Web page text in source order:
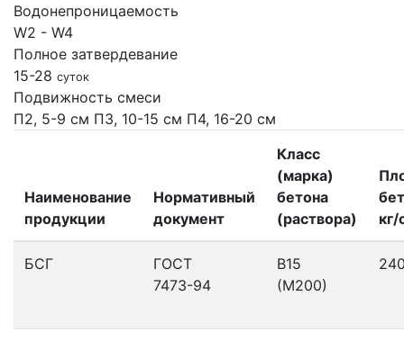
Водонепроницаемость
W2 - W4
Полное затвердевание
15-28 суток
Подвижность смеси
П2, 5-9 см П3, 10-15 см П4, 16-20 см
Наименование
продукции
Нормативный
документ
Класс
(марка)
бетона
(раствора)
кг/
БСГ
ГОСТ
7473-94
В15
(М200)